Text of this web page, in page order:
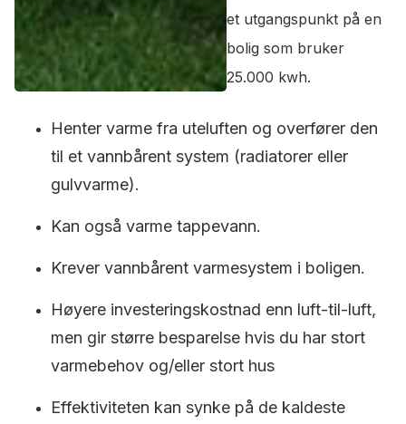
et utgangspunkt på en
bolig som bruker
25.000 kwh.
Henter varme fra uteluften og overfører den
til et vannbårent system (radiatorer eller
gulvvarme).
Kan også varme tappevann.
Krever vannbårent varmesystem i boligen.
Høyere investeringskostnad enn luft-til-luft,
men gir større besparelse hvis du har stort
varmebehov og/eller stort hus
Effektiviteten kan synke på de kaldeste